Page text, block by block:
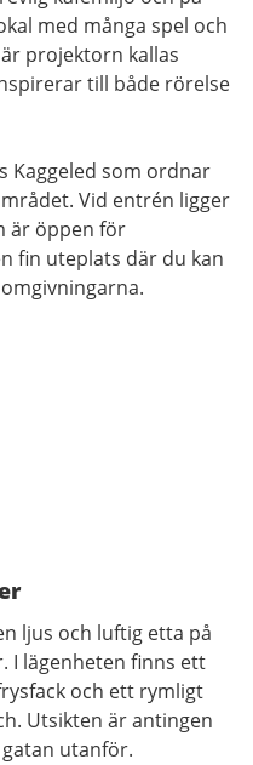
med många spel och
projektorn kallas
till både rörelse
Kaggeled som ordnar
Vid entrén ligger
är öppen för
fin uteplats där du kan
ljus och luftig etta på
I lägenheten finns ett
och ett rymligt
Utsikten är antingen
utanför.